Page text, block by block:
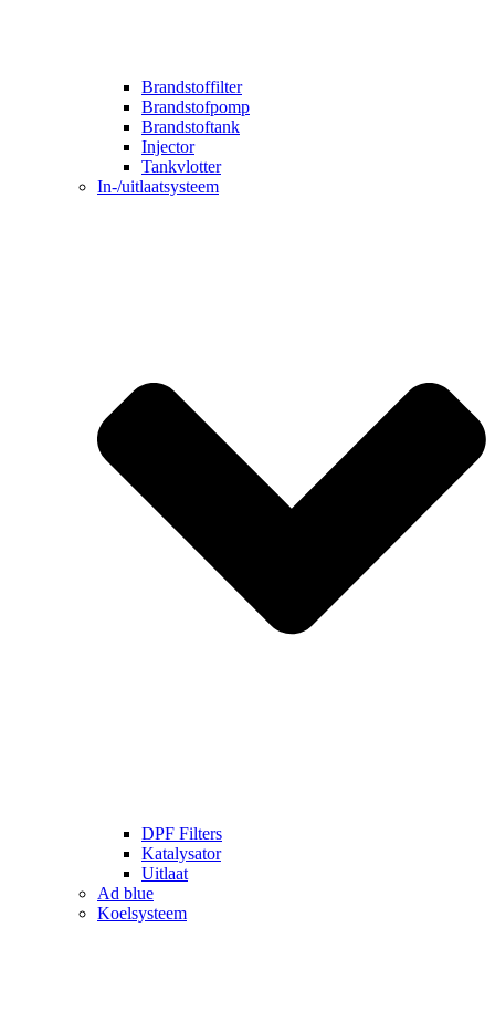
Brandstoffilter
Brandstofpomp
Brandstoftank
Injector
Tankvlotter
In-/uitlaatsysteem
DPF Filters
Katalysator
Uitlaat
Ad blue
Koelsysteem